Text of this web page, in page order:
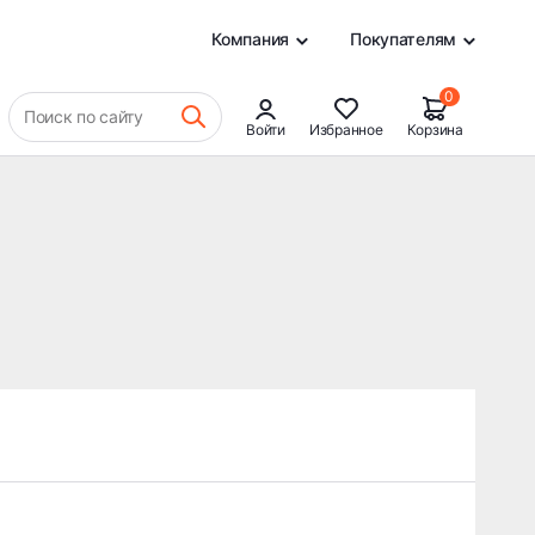
Компания Покупателям
Поиск по сайту
Войти Избранное
0
Корзина